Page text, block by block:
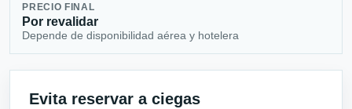
PRECIO FINAL
Por revalidar
Depende de disponibilidad aérea y hotelera
Evita reservar a ciegas